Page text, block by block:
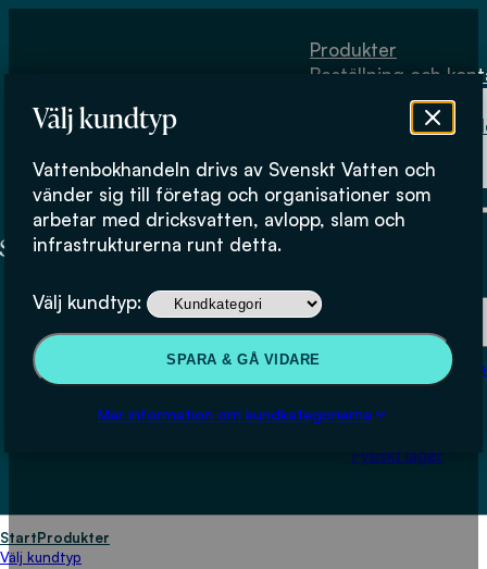
Välj kundtyp
Vattenbokhandeln drivs av Svenskt Vatten och
vänder sig till företag och organisationer som
arbetar med dricksvatten, avlopp, slam och
infrastrukturerna runt detta.
Välj kundtyp:
SPARA & GÅ VIDARE
Mer information om kundkategorierna
Produkter
Beställning och
Fysiskt lager
Beställning och kontakt
Om
Köpvillkor
Fysiskt lager
StartProdukter
Välj kundtyp